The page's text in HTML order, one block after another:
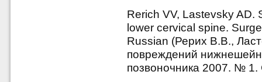
Rerich VV, Lastevsky AD.
lower cervical spine.
Russian (Рерих В.В.,
повреждений
позвоночника 2007. № 1.